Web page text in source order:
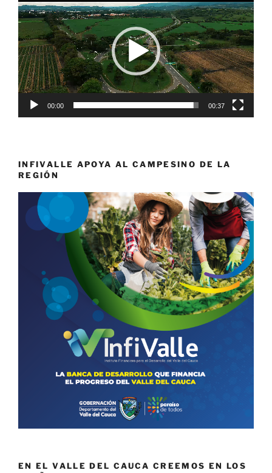
de
vídeo
00:00 00:37
INFIVALLE APOYA AL CAMPESINO DE LA
REGIÓN
EN EL VALLE DEL CAUCA CREEMOS EN LOS